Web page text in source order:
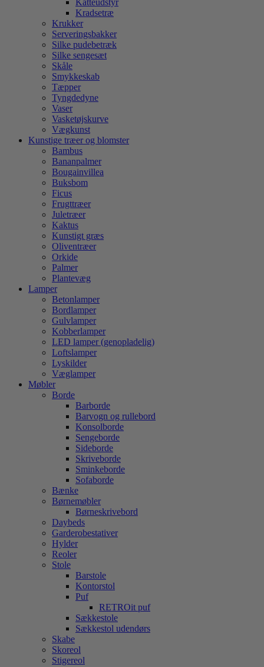
Katteudstyr
Kradsetræ
Krukker
Serveringsbakker
Silke pudebetræk
Silke sengesæt
Skåle
Smykkeskab
Tæpper
Tyngdedyne
Vaser
Vasketøjskurve
Vægkunst
Kunstige træer og blomster
Bambus
Bananpalmer
Bougainvillea
Buksbom
Ficus
Frugttræer
Juletræer
Kaktus
Kunstigt græs
Oliventræer
Orkide
Palmer
Plantevæg
Lamper
Betonlamper
Bordlamper
Gulvlamper
Kobberlamper
LED lamper (genopladelig)
Loftslamper
Lyskilder
Væglamper
Møbler
Borde
Barborde
Barvogn og rullebord
Konsolborde
Sengeborde
Sideborde
Skriveborde
Sminkeborde
Sofaborde
Bænke
Børnemøbler
Børneskrivebord
Daybeds
Garderobestativer
Hylder
Reoler
Stole
Barstole
Kontorstol
Puf
RETROit puf
Sækkestole
Sækkestol udendørs
Skabe
Skoreol
Stigereol